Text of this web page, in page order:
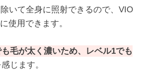
いて全身に照射できるので、VIO
使用できます。
毛が太く濃いため、レベル1でも
じます。